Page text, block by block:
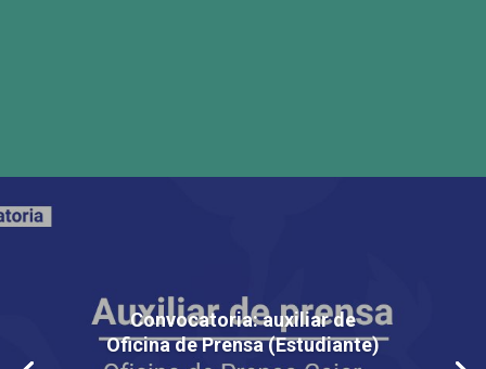
Convocatoria: auxiliar de
Oficina de Prensa (Estudiante)